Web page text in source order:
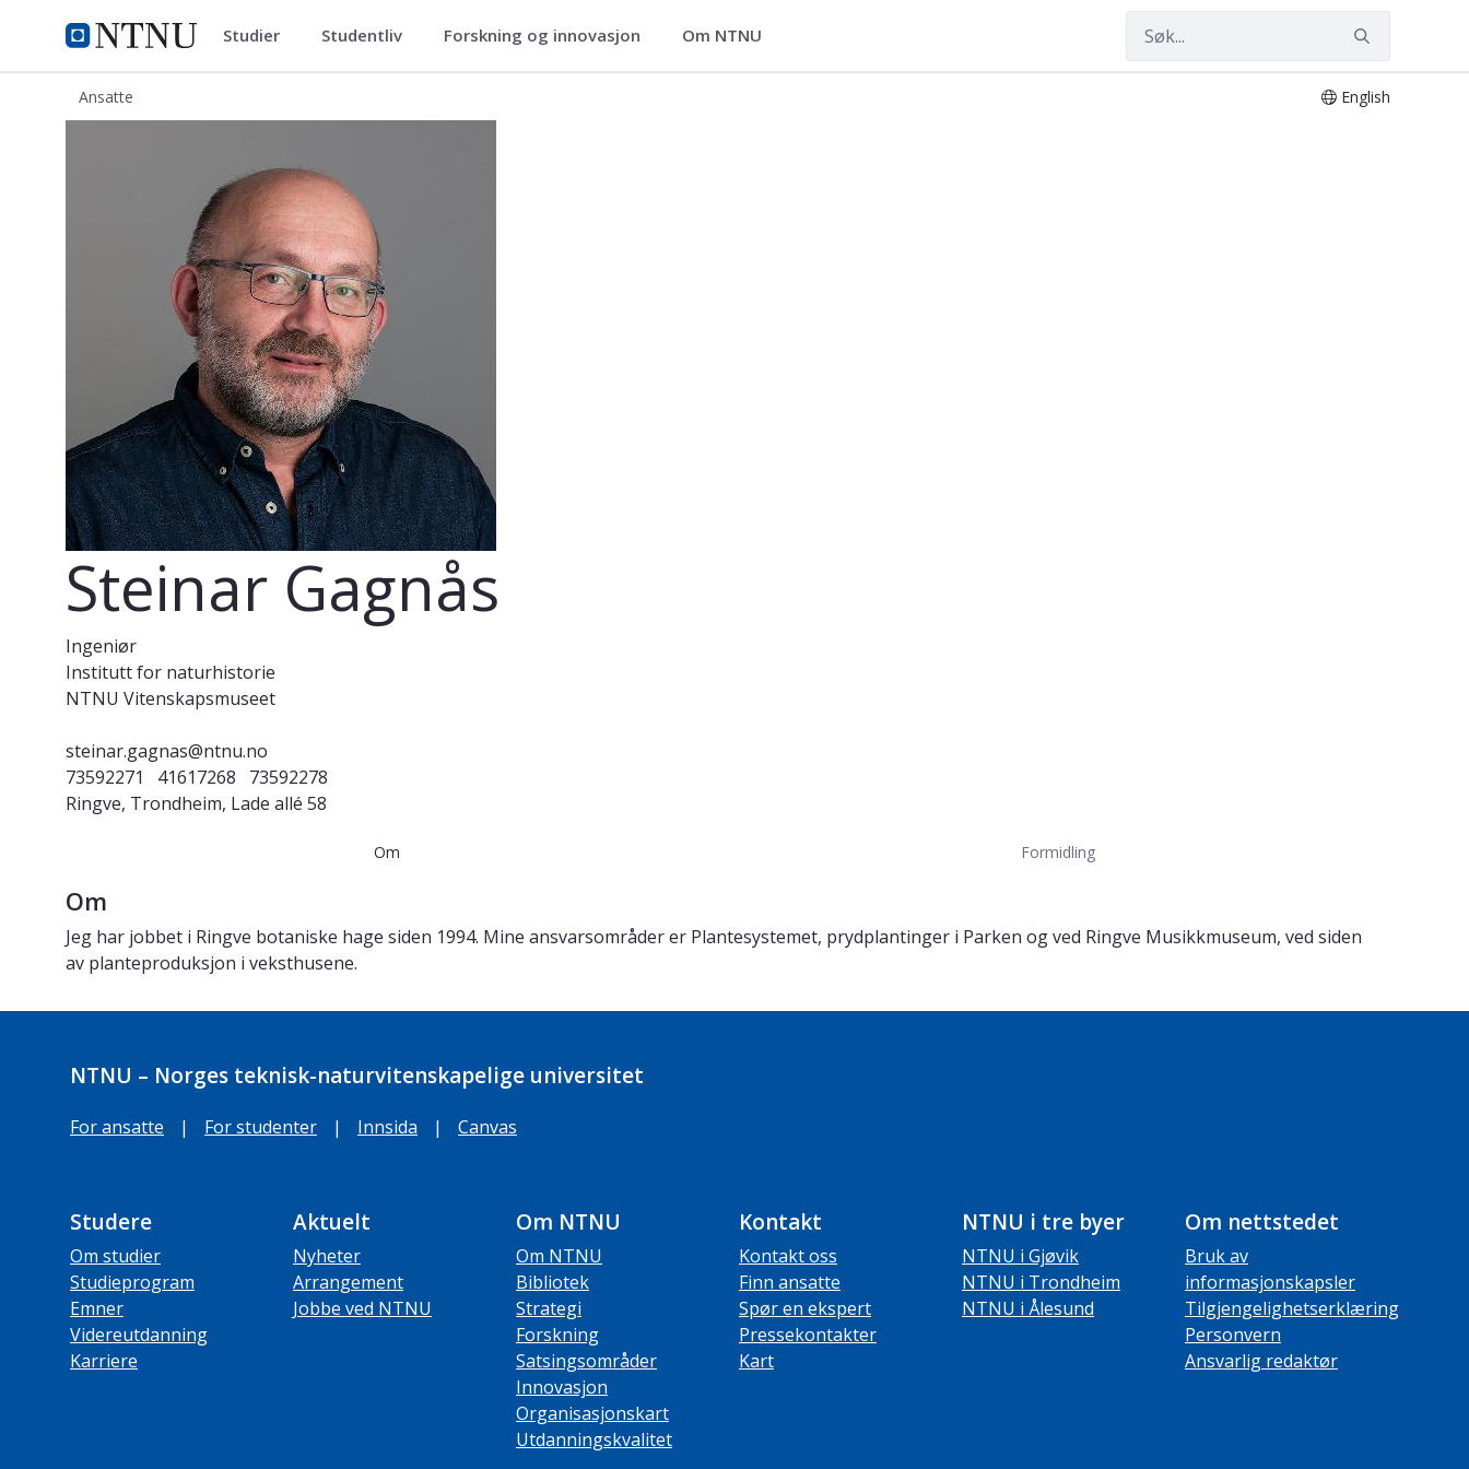
NTNU Hjemmeside
ntnu.no Studier Studentliv Forskning og innovasjon Om NTNU
Ansatte English
Steinar Gagnås
Ingeniør
Institutt for naturhistorie
NTNU Vitenskapsmuseet
steinar.gagnas@ntnu.no
73592271
41617268
73592278
Ringve, Trondheim, Lade allé 58
Om Formidling
Om
Jeg har jobbet i Ringve botaniske hage siden 1994. Mine ansvarsområder er Plantesystemet, prydplantinger i Parken og ved Ringve Musikkmuseum, ved siden
av planteproduksjon i veksthusene.
NTNU – Norges teknisk-naturvitenskapelige universitet
For ansatte | For studenter | Innsida | Canvas
Studere
Om studier
Studieprogram
Emner
Videreutdanning
Karriere
Aktuelt
Nyheter
Arrangement
Jobbe ved NTNU
Om NTNU
Om NTNU
Bibliotek
Strategi
Forskning
Satsingsområder
Innovasjon
Organisasjonskart
Utdanningskvalitet
Kontakt
Kontakt oss
Finn ansatte
Spør en ekspert
Pressekontakter
Kart
NTNU i tre byer
NTNU i Gjøvik
NTNU i Trondheim
NTNU i Ålesund
Om nettstedet
Bruk av
informasjonskapsler
Tilgjengelighetserklæring
Personvern
Ansvarlig redaktør